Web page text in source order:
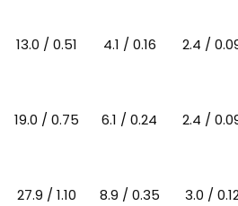
13.0 / 0.51 4.1 / 0.16 2.4 /
19.0 / 0.75 6.1 / 0.24 2.4 /
27.9 / 1.10 8.9 / 0.35 3.0 /